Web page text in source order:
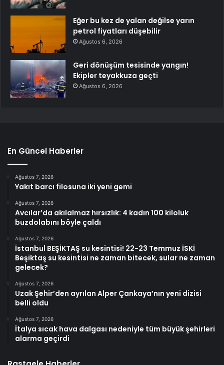
Eğer bu kez de yalan değilse yarın
petrol fiyatları düşebilir
Ağustos 6, 2026
Geri dönüşüm tesisinde yangın!
Ekipler teyakkuza geçti
Ağustos 6, 2026
En Güncel Haberler
Ağustos 7, 2026
Yakıt barcı filosuna iki yeni gemi
Ağustos 7, 2026
Avcılar’da akılalmaz hırsızlık: 4 kadın 100 kiloluk
buzdolabını böyle çaldı
Ağustos 7, 2026
İstanbul BEŞİKTAŞ su kesintisi! 22-23 Temmuz İSKİ
Beşiktaş su kesintisi ne zaman bitecek, sular ne zaman
gelecek?
Ağustos 7, 2026
Uzak Şehir’den ayrılan Alper Çankaya’nın yeni dizisi
belli oldu
Ağustos 7, 2026
İtalya sıcak hava dalgası nedeniyle tüm büyük şehirleri
alarma geçirdi